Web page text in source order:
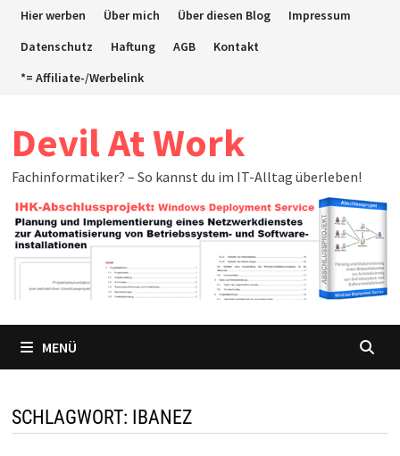
ZumHier werben Über mich Über diesen Blog
Impressum
Datenschutz
Haftung AGB
Kontakt
*= Affiliate-/Werbelink
Devil At Work
Fachinformatiker? – So kannst du im IT-Alltag überleben!
MENÜ
SCHLAGWORT: IBANEZ